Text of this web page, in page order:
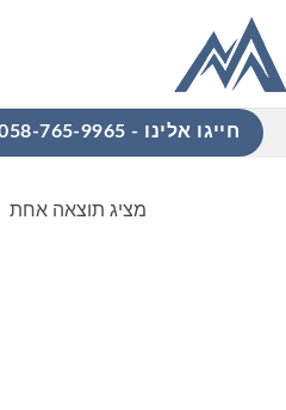
חייגו אלינו - 058-765-9965
מציג תוצאה אחת